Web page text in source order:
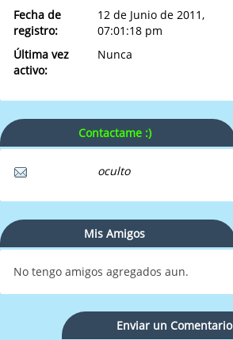
Fecha de
registro:
12 de Junio de 2011,
07:01:18 pm
Última vez
activo:
Nunca
Contactame :)
oculto
Mis Amigos
No tengo amigos agregados aun.
Enviar un Comentario